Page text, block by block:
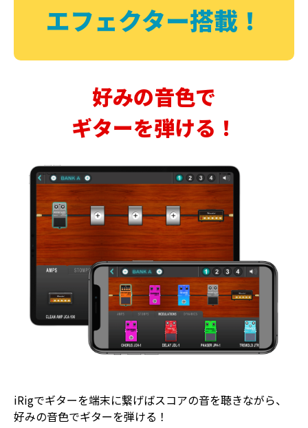
エフェクター搭載！
好みの音色で
ギターを弾ける！
iRigでギターを端末に繋げばスコアの音を聴きながら、
好みの音色でギターを弾ける！